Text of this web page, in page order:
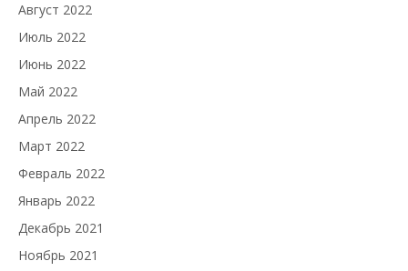
Август 2022
Июль 2022
Июнь 2022
Май 2022
Апрель 2022
Март 2022
Февраль 2022
Январь 2022
Декабрь 2021
Ноябрь 2021